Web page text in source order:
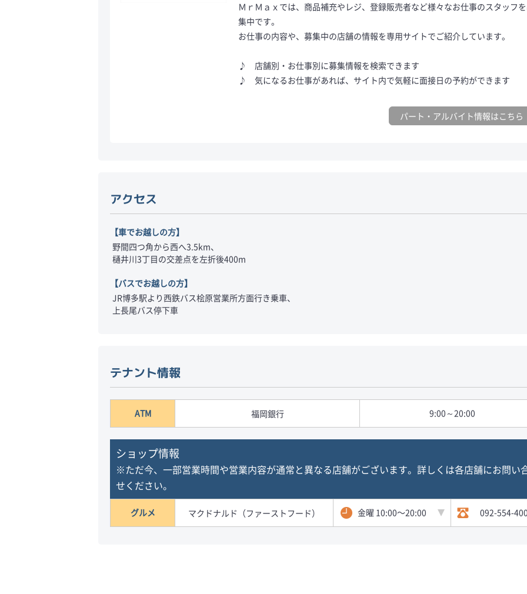
ＭｒＭａｘでは、商品補充やレジ、登録販売者など様々なお仕事のスタッフ
集中です。
お仕事の内容や、募集中の店舗の情報を専用サイトでご紹介しています。
♪ 店舗別・お仕事別に募集情報を検索できます
♪ 気になるお仕事があれば、サイト内で気軽に面接日の予約ができます
パート・アルバイト情報はこちら
アクセス
【車でお越しの方】
野間四つ角から西へ3.5km、
樋井川3丁目の交差点を左折後400m
【バスでお越しの方】
JR博多駅より西鉄バス桧原営業所方面行き乗車、
テナント情報
ATM 福岡銀行 9:00～20:00
ショップ情報
※ただ今、一部営業時間や営業内容が通常と異なる店舗がございます。詳しくは各店舗にお問い
せください。
グルメ マクドナルド（ファーストフード） 金曜 10:00〜20:00 092-554-